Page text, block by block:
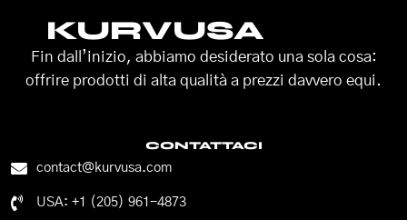
KURVUSA
Fin dall’inizio, abbiamo desiderato una sola cosa:
offrire prodotti di alta qualità a prezzi davvero equi.
CONTATTACI
contact@kurvusa.com
USA: +1 (205) 961-4873